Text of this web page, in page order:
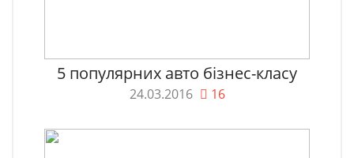
5 популярних авто бізнес-класу
24.03.2016 16